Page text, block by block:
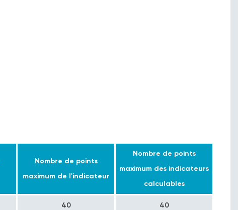
Nombre de points
maximum de l'indicateur
Nombre de points
maximum des indicateurs
calculables
40 40